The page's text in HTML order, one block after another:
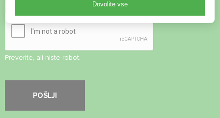
Varnostni pregled
Preverite, ali niste robot.
Dovolite vse